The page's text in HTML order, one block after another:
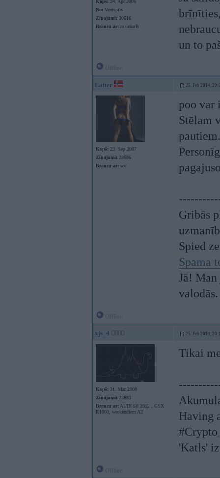
Kopš: 24. Apr 2006
No: Ventspils
Ziņojumi: 30616
Braucu ar: ra ucuarB
un to
Lafter 25. Feb 2014,
Kopš: 23. Sep 2007
Ziņojumi: 28686
Braucu ar: wv
poo var
Stēlam
Gribās
Spied
Spama
Jā!
valodās.
xjs_4 25. Feb 2014,
Kopš: 31. Mar 2008
Ziņojumi: 23883
Braucu ar: AUDI S8 2012 , GSX
R1000, weekendiem A2
Tikai
Having
'Katls'